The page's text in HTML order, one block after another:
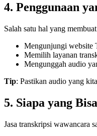
4. Penggunaan
Salah satu hal yang
Mengunjungi website
Memilih layanan
Mengunggah audio
Tip: Pastikan audio yang
5. Siapa yang
Jasa transkripsi wawancara